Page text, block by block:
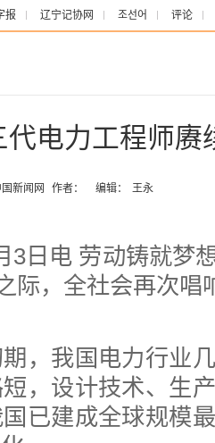
报 辽宁记协网 조선어 评论
电力工程师赓
国新闻网 作者： 编辑： 王永
电 劳动铸就梦
际，全社会再次唱
我国电力行业几
，设计技术、生
已建成全球规模